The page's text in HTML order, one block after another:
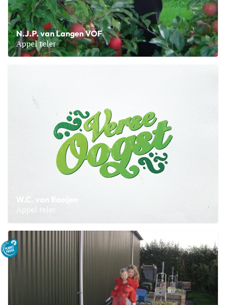
N.J.P. van Langen VOF
Appel teler
W.C. van Rooijen
Appel teler
Lees meer over W.C. van Rooijen